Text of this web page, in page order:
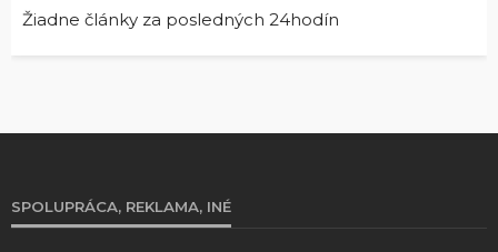
Žiadne články za posledných 24hodín
SPOLUPRÁCA, REKLAMA, INÉ